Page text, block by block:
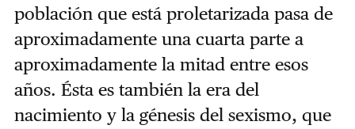
población que está proletarizada pasa de
aproximadamente una cuarta parte a
aproximadamente la mitad entre esos
años. Ésta es también la era del
nacimiento y la génesis del sexismo, que